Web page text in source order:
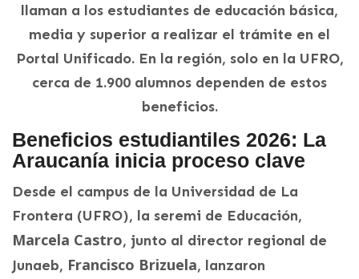
llaman a los estudiantes de educación básica,
media y superior a realizar el trámite en el
Portal Unificado. En la región, solo en la UFRO,
cerca de 1.900 alumnos dependen de estos
beneficios.
Beneficios estudiantiles 2026: La
Araucanía inicia proceso clave
Desde el campus de la Universidad de La
Frontera (UFRO), la seremi de Educación,
Marcela Castro, junto al director regional de
Junaeb, Francisco Brizuela, lanzaron